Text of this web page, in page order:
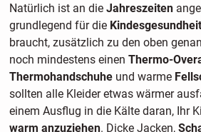
Natürlich ist an die Jahreszeiten
grundlegend für die Kindesgesundheit
braucht, zusätzlich zu den oben
noch mindestens einen Thermo-
Thermohandschuheund warme
sollten alle Kleider etwas wärmer
einem Ausflug in die Kälte daran, Ihr
warm anzuziehen. Dicke Jacken,